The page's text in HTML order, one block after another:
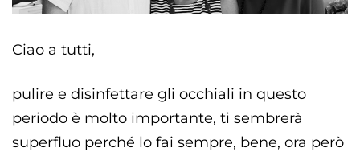
Ciao a tutti,
pulire e disinfettare gli occhiali in questo
periodo è molto importante, ti sembrerà
superfluo perché lo fai sempre, bene, ora però